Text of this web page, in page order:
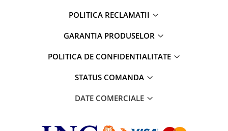
POLITICA RECLAMATII
GARANTIA PRODUSELOR
POLITICA DE CONFIDENTIALITATE
STATUS COMANDA
DATE COMERCIALE